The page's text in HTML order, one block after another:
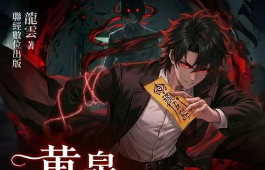
居家生活 3C家電 運動休閒 親子玩具
男裝 化妝保養 情趣用品
日本購物 電子/紙本書
HOT